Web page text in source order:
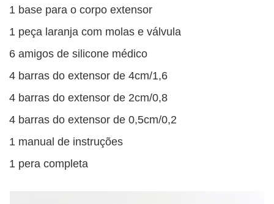
1 base para o corpo extensor
1 peça laranja com molas e válvula
6 amigos de silicone médico
4 barras do extensor de 4cm/1,6
4 barras do extensor de 2cm/0,8
4 barras do extensor de 0,5cm/0,2
1 manual de instruções
1 pera completa